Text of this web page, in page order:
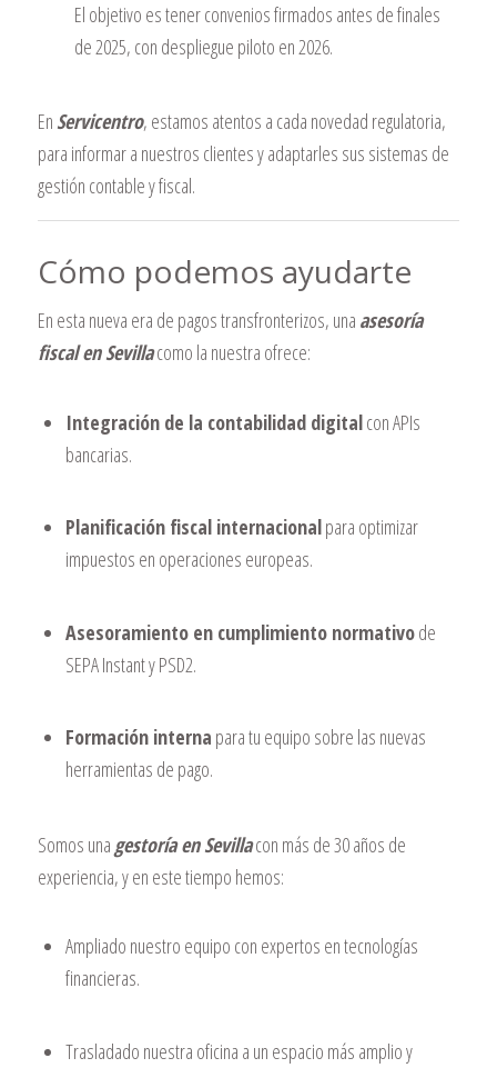
El objetivo es tener convenios firmados antes de finales
de 2025, con despliegue piloto en 2026.
En Servicentro, estamos atentos a cada novedad regulatoria,
para informar a nuestros clientes y adaptarles sus sistemas de
gestión contable y fiscal.
Cómo podemos ayudarte
En esta nueva era de pagos transfronterizos, una asesoría
fiscal en Sevillacomo la nuestra ofrece:
Integración de la contabilidad digitalcon APIs
bancarias.
Planificación fiscal internacionalpara optimizar
impuestos en operaciones europeas.
Asesoramiento en cumplimiento normativode
SEPA Instant y PSD2.
Formación interna para tu equipo sobre las nuevas
herramientas de pago.
Somos una gestoría en Sevillacon más de 30 años de
experiencia, y en este tiempo hemos:
Ampliado nuestro equipo con expertos en tecnologías
financieras.
Trasladado nuestra oficina a un espacio más amplio y